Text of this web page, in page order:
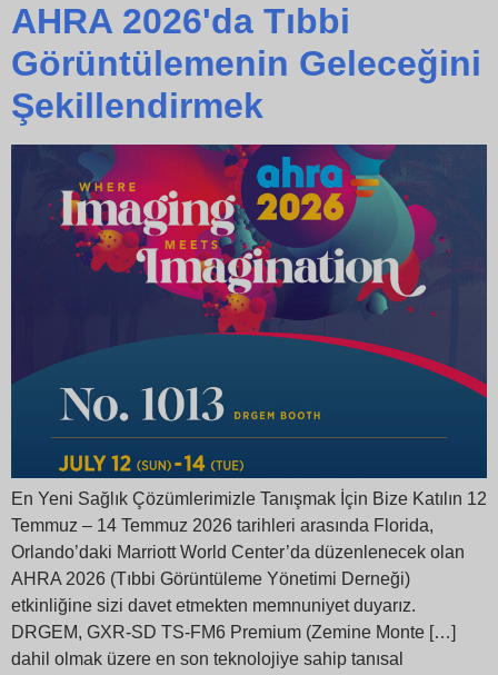
AHRA 2026'da Tıbbi
Görüntülemenin Geleceğini
Şekillendirmek
En Yeni Sağlık Çözümlerimizle Tanışmak İçin Bize Katılın 12
Temmuz – 14 Temmuz 2026 tarihleri arasında Florida,
Orlando’daki Marriott World Center’da düzenlenecek olan
AHRA 2026 (Tıbbi Görüntüleme Yönetimi Derneği)
etkinliğine sizi davet etmekten memnuniyet duyarız.
DRGEM, GXR-SD TS-FM6 Premium (Zemine Monte […]
dahil olmak üzere en son teknolojiye sahip tanısal